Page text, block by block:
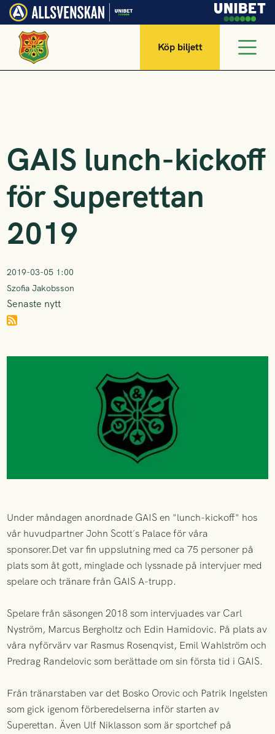
Köp biljett
GAIS lunch-kickoff
för Superettan
2019
2019-03-05 1:00
Szofia Jakobsson
Senaste nytt
Under måndagen anordnade GAIS en "lunch-kickoff" hos
vår huvudpartner John Scott´s Palace för våra
sponsorer.Det var fin uppslutning med ca 75 personer på
plats som åt gott, minglade och lyssnade på intervjuer med
spelare och tränare från GAIS A-trupp.
Spelare från säsongen 2018 som intervjuades var Carl
Nyström, Marcus Bergholtz och Edin Hamidovic. På plats av
våra nyförvärv var Rasmus Rosenqvist, Emil Wahlström och
Predrag Randelovic som berättade om sin första tid i GAIS.
Från tränarstaben var det Bosko Orovic och Patrik Ingelsten
som gick igenom förberedelserna inför starten av
Superettan. Även Ulf Niklasson som är sportchef på